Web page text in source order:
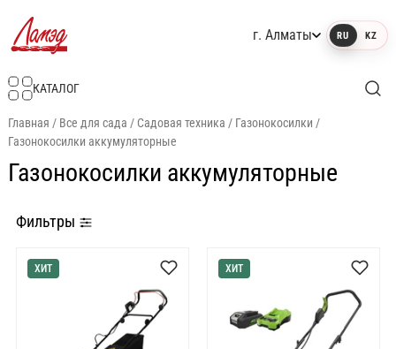
г. Алматы RU KZ
КАТАЛОГ
Главная / Все для сада / Садовая техника / Газонокосилки /
Газонокосилки аккумуляторные
Газонокосилки аккумуляторные
Фильтры
ХИТ ХИТ